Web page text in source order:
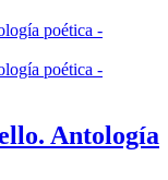
Antología